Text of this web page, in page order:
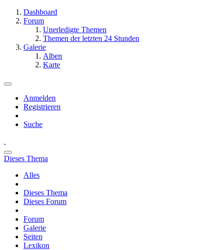
Dashboard
Forum
Unerledigte Themen
Themen der letzten 24 Stunden
Galerie
Alben
Karte
Anmelden
Registrieren
Suche
Dieses Thema
Alles
Dieses Thema
Dieses Forum
Forum
Galerie
Seiten
Lexikon